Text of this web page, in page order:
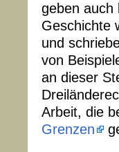
geben auch
Geschichte
und
von
an dieser
Arbeit, die
Grenzen